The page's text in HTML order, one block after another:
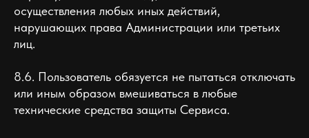
осуществления любых иных действий,
нарушающих права Администрации или третьих
лиц.
8.6. Пользователь обязуется не пытаться отключать
или иным образом вмешиваться в любые
технические средства защиты Сервиса.